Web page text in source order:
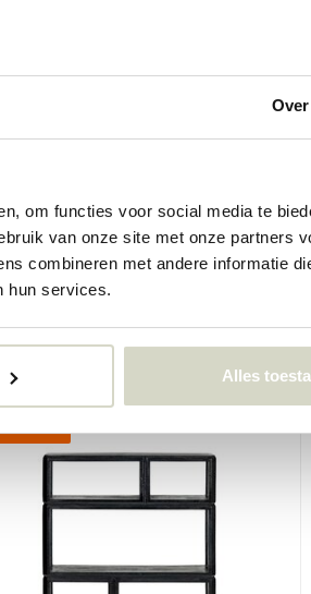
Over
om functies voor social media te
van onze site met onze partners
combineren met andere informatie
hun services.
Alles
vloerlamp
Op voorraad